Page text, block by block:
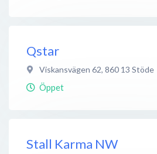
Qstar
Viskansvägen 62, 860 13 Stöde
Öppet
Stall Karma NW